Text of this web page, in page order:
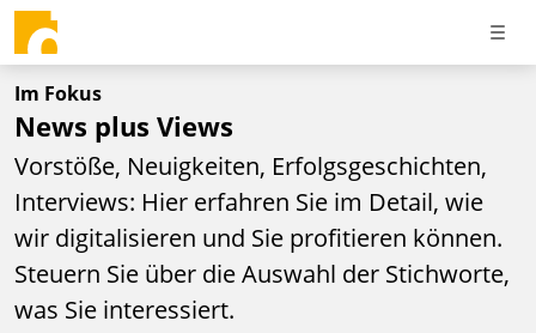
Im Fokus
News plus Views
Vorstöße, Neuigkeiten, Erfolgsgeschichten,
Interviews: Hier erfahren Sie im Detail, wie
wir digitalisieren und Sie profitieren können.
Steuern Sie über die Auswahl der Stichworte,
was Sie interessiert.